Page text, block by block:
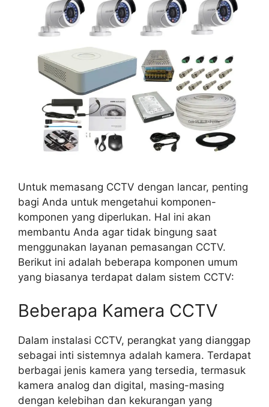
Untuk memasang CCTV dengan lancar, penting
bagi Anda untuk mengetahui komponen-
komponen yang diperlukan. Hal ini akan
membantu Anda agar tidak bingung saat
menggunakan layanan pemasangan CCTV.
Berikut ini adalah beberapa komponen umum
yang biasanya terdapat dalam sistem CCTV:
Beberapa Kamera CCTV
Dalam instalasi CCTV, perangkat yang dianggap
sebagai inti sistemnya adalah kamera. Terdapat
berbagai jenis kamera yang tersedia, termasuk
kamera analog dan digital, masing-masing
dengan kelebihan dan kekurangan yang